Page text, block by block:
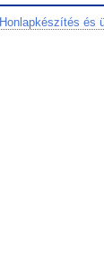
Honlapkészítés és